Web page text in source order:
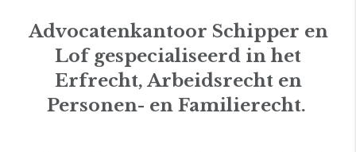
Advocatenkantoor Schipper en
Lof gespecialiseerd in het
Erfrecht, Arbeidsrecht en
Personen- en Familierecht.